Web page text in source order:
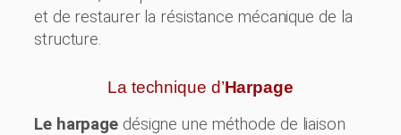
et de restaurer la résistance mécanique de la
structure.
La technique d’Harpage
Le harpage désigne une méthode de liaison